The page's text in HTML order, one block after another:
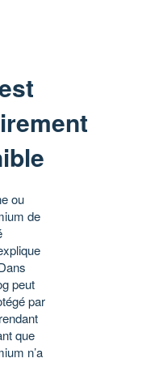
ou
de
peut
par
que
n’a